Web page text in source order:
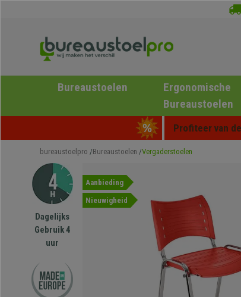
Bureaustoelen
Ergonomische
Bureaustoelen
Profiteer van
bureaustoelpro Bureaustoelen Vergaderstoelen
Dagelijks
Gebruik 4
uur
Aanbieding
Nieuwigheid